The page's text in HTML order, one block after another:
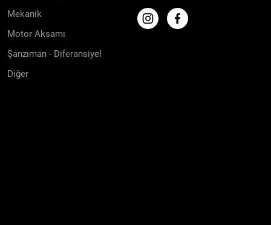
Mekanik
Motor Aksamı
Şanzıman - Diferansiyel
Diğer